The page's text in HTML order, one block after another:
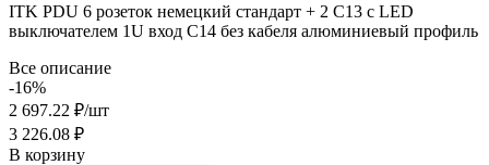
ITK PDU 6 розеток немецкий стандарт + 2 С13 c LED
выключателем 1U вход С14 без кабеля алюминиевый профиль
Все описание
-16%
2 697.22 ₽/шт
3 226.08 ₽
В корзину